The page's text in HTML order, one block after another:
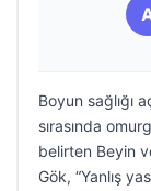
Boyun sağlığı
sırasında
belirten Beyin
Gök, “Yanlış